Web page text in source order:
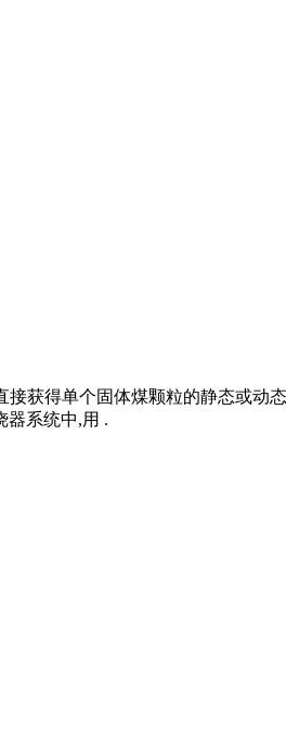
获得单个固体煤颗粒的静态或动
器系统中,用 .